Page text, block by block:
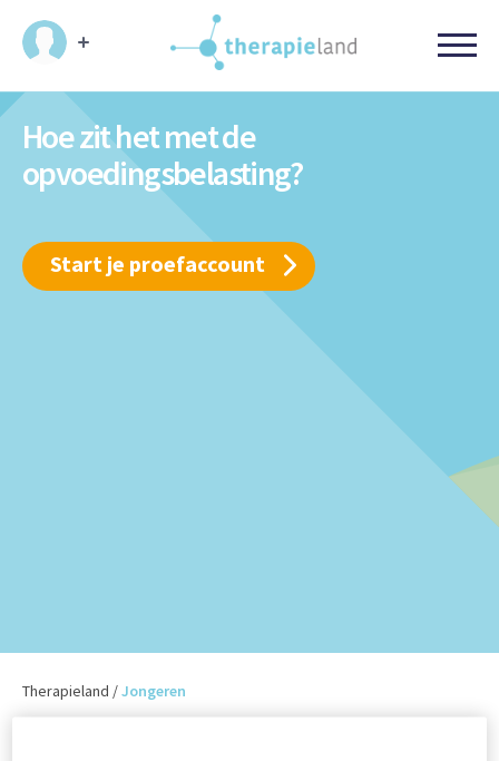
Hoe zit het met de
opvoedingsbelasting?
Start je proefaccount
Therapieland /Jongeren